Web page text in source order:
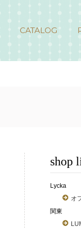
CATALOG
shop
Lycka
オ
関東